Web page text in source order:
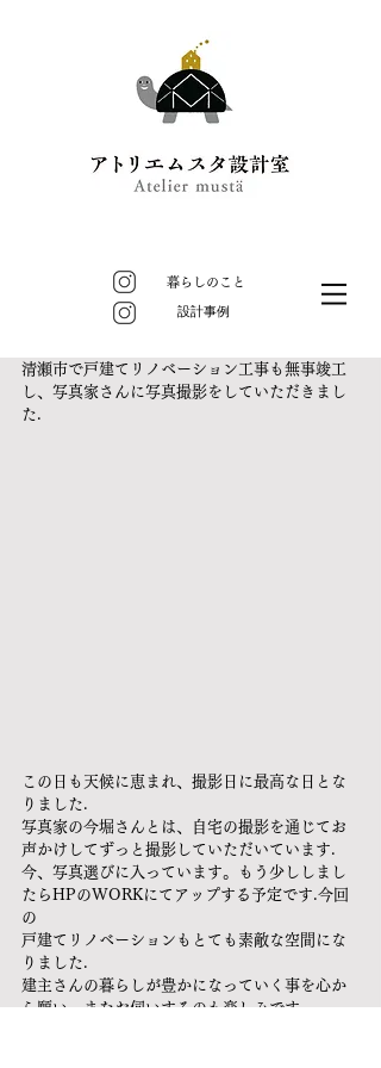
暮らしのこと
​設計事例
清瀬市で戸建てリノベーション工事も無事竣工
し、写真家さんに写真撮影をしていただきまし
た.
この日も天候に恵まれ、撮影日に最高な日とな
りました.
写真家の今堀さんとは、自宅の撮影を通じてお
声かけしてずっと撮影していただいています.
今、写真選びに入っています。もう少ししまし
たらHPのWORKにてアップする予定です.今回
の
戸建てリノベーションもとても素敵な空間にな
りました.
建主さんの暮らしが豊かになっていく事を心か
ら願い、またお伺いするのも楽しみです.